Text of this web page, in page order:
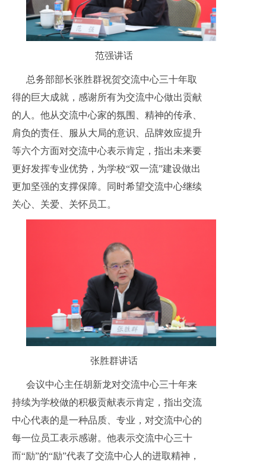
范强讲话
总务部部长张胜群祝贺交流中心三十年取
得的巨大成就，感谢所有为交流中心做出贡献
的人。他从交流中心家的氛围、精神的传承、
肩负的责任、服从大局的意识、品牌效应提升
等六个方面对交流中心表示肯定，指出未来要
更好发挥专业优势，为学校“双一流”建设做出
更加坚强的支撑保障。同时希望交流中心继续
关心、关爱、关怀员工。
张胜群讲话
会议中心主任胡新龙对交流中心三十年来
持续为学校做的积极贡献表示肯定，指出交流
中心代表的是一种品质、专业，对交流中心的
每一位员工表示感谢。他表示交流中心三十
而“励”的“励”代表了交流中心人的进取精神，